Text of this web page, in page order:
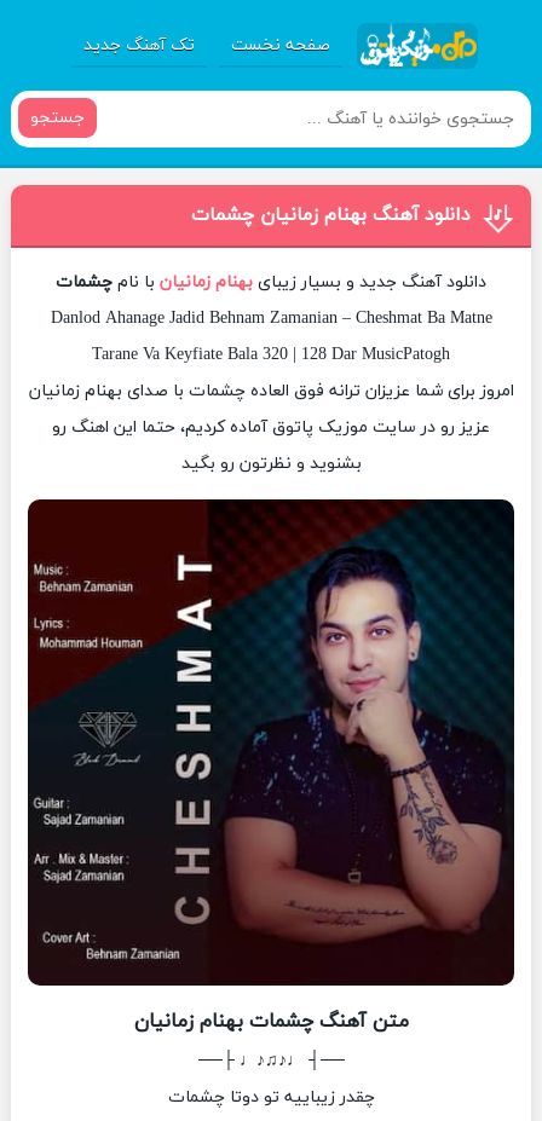
صفحه نخست تک آهنگ جدید
جستجو
دانلود آهنگ بهنام زمانیان چشمات
دانلود آهنگ جدید و بسیار زیبای بهنام زمانیان با نام چشمات
Danlod Ahanage Jadid Behnam Zamanian – Cheshmat Ba Matne
Tarane Va Keyfiate Bala 320 | 128 Dar MusicPatogh
امروز برای شما عزیزان ترانه فوق العاده چشمات با صدای بهنام زمانیان
عزیز رو در سایت موزیک پاتوق آماده کردیم، حتما این اهنگ رو
بشنوید و نظرتون رو بگید
متن آهنگ چشمات بهنام زمانیان
──┤ ♩♪♫♪♩ ├──
چقدر زیباییه تو دوتا چشمات